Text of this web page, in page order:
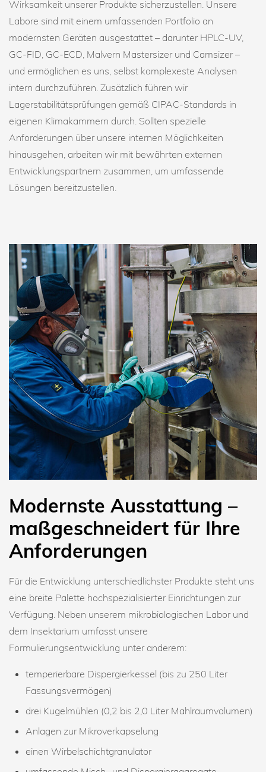
Wirksamkeit unserer Produkte sicherzustellen. Unsere
Labore sind mit einem umfassenden Portfolio an
modernsten Geräten ausgestattet – darunter HPLC-UV,
GC-FID, GC-ECD, Malvern Mastersizer und Camsizer –
und ermöglichen es uns, selbst komplexeste Analysen
intern durchzuführen. Zusätzlich führen wir
Lagerstabilitätsprüfungen gemäß CIPAC-Standards in
eigenen Klimakammern durch. Sollten spezielle
Anforderungen über unsere internen Möglichkeiten
hinausgehen, arbeiten wir mit bewährten externen
Entwicklungspartnern zusammen, um umfassende
Lösungen bereitzustellen.
Modernste Ausstattung –
maßgeschneidert für Ihre
Anforderungen
Für die Entwicklung unterschiedlichster Produkte steht uns
eine breite Palette hochspezialisierter Einrichtungen zur
Verfügung. Neben unserem mikrobiologischen Labor und
dem Insektarium umfasst unsere
Formulierungsentwicklung unter anderem:
temperierbare Dispergierkessel (bis zu 250 Liter
Fassungsvermögen)
drei Kugelmühlen (0,2 bis 2,0 Liter Mahlraumvolumen)
Anlagen zur Mikroverkapselung
einen Wirbelschichtgranulator